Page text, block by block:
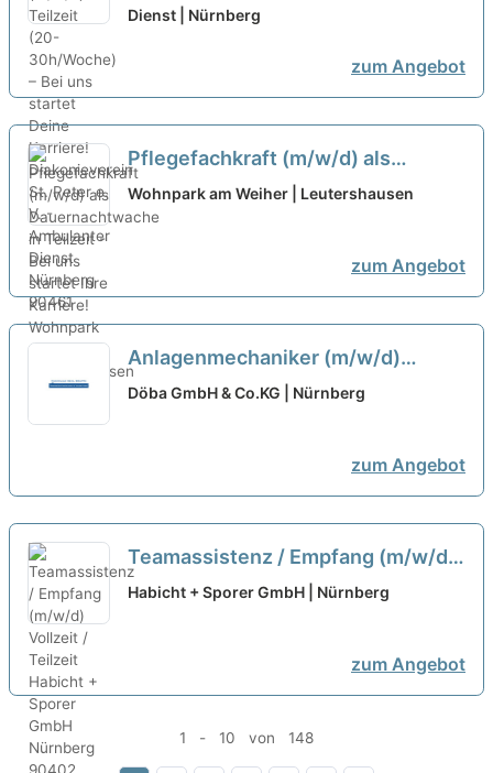
Deine Karriere!
Dienst | Nürnberg
zum Angebot
Pflegefachkraft (m/w/d) als
Dauernachtwache in Teilzeit - Bei
uns startet Ihre Karriere!
Wohnpark am Weiher | Leutershausen
zum Angebot
Anlagenmechaniker (m/w/d)
Sanitär-, Heizungs- und
Döba GmbH & Co.KG | Nürnberg
zum Angebot
Teamassistenz / Empfang (m/w/d)
Vollzeit / Teilzeit neu
Habicht + Sporer GmbH | Nürnberg
zum Angebot
1 - 10 von 148